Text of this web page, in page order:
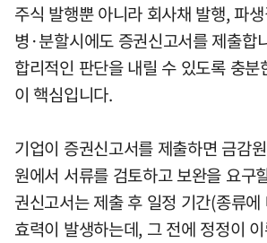
주식 발행뿐 아니라 회사채 발행, 파
병·분할시에도 증권신고서를 제출합
합리적인 판단을 내릴 수 있도록 충분
이 핵심입니다.
기업이 증권신고서를 제출하면 금감
원에서 서류를 검토하고 보완을 요구
권신고서는 제출 후 일정 기간(종류
효력이 발생하는데, 그 전에 정정이